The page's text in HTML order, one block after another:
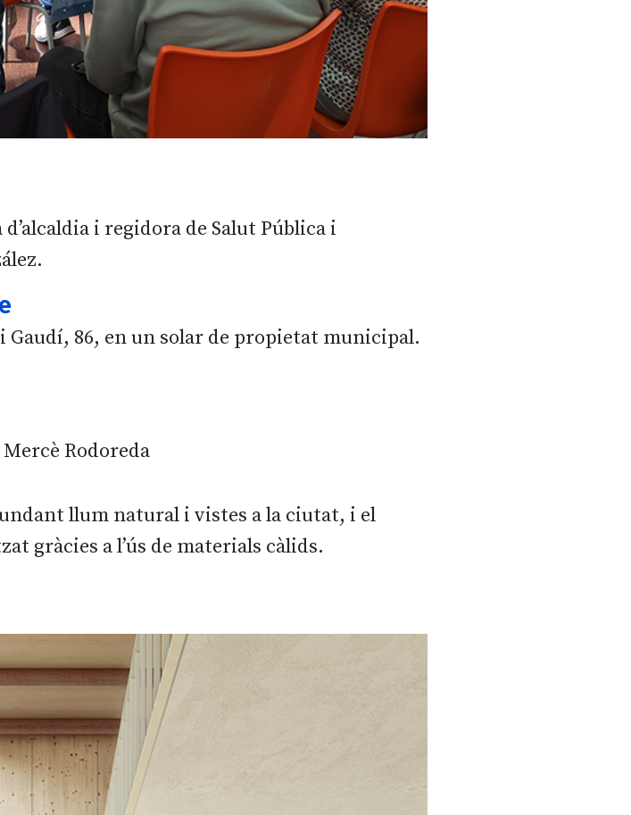
i regidora de Salut Pública i
86, en un solar de propietat municipal.
Rodoreda
llum natural i vistes a la ciutat, i el
gràcies a l’ús de materials càlids.